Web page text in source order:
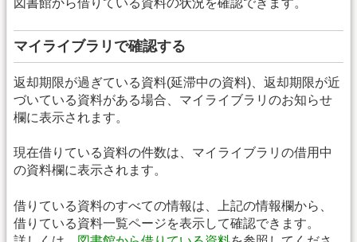
図書館から借りている資料の状況を確認できます。
マイライブラリで確認する
返却期限が過ぎている資料(延滞中の資料)、返却期限が近
づいている資料がある場合、マイライブラリのお知らせ
欄に表示されます。
現在借りている資料の件数は、マイライブラリの借用中
の資料欄に表示されます。
借りている資料のすべての情報は、上記の情報欄から、
借りている資料一覧ページを表示して確認できます。